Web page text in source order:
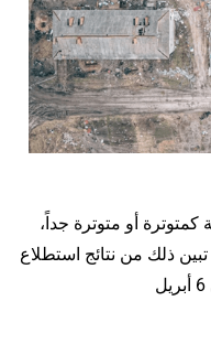
كمتوترة أو متوترة جداً،
تبين ذلك من نتائج استطلاع